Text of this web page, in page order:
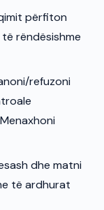
përfiton
rëndësishme
refuzoni
dhe matni
të ardhurat